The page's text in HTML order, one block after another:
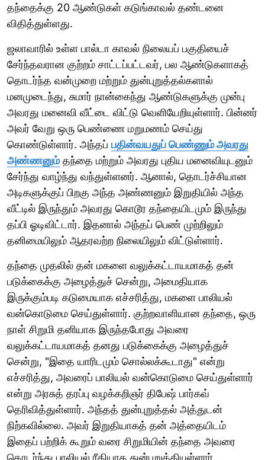
தந்தைக்கு 20 ஆண்டுகள் கடுங்காவல் தண்டனை
விதித்துள்ளது.
ஜலாவாரில் உள்ள பால்டா காவல் நிலையப் பகுதியைச்
சேர்ந்தவரான குற்றம் சாட்டப்பட்டவர், பல ஆண்டுகளாகத்
தொடர்ந்த வன்முறை மற்றும் துன்புறுத்தல்களால்
மனமுடைந்து, சுமார் நான்கைந்து ஆண்டுகளுக்கு முன்பு
அவரது மனைவி வீட்டை விட்டு வெளியேறியுள்ளார். பின்னர்
அவர் வேறு ஒரு பெண்ணை மறுமணம் செய்து
கொண்டுள்ளார். அந்தப் பதின்வயதுப் பெண்ணும் அவரது
அண்ணனும்தந்தை மற்றும் அவரது புதிய மனைவியுடனும்
சேர்ந்து வாழ்ந்து வந்துள்ளனர். ஆனால், தொடர்ச்சியான
அடிகளுக்குப் பிறகு அந்த அண்ணனும் இறுதியில் அந்த
வீட்டில் இருந்தும் அவரது கொடூர தந்தையிடமும் இருந்து
தப்பி ஓடிவிட்டார். இதனால் அந்தப் பெண் முற்றிலும்
தனிமையிலும் ஆதரவற்ற நிலையிலும் விட்டுள்ளார்.
தந்தை முதலில் தன் மகளை வலுக்கட்டாயமாகத் தன்
படுக்கைக்கு அழைத்துச் சென்று, அமைதியாக
இருக்கும்படி கடுமையாக எச்சரித்து, மகளை பாலியல்
வன்கொடுமை செய்துள்ளார். குற்றவாளியான தந்தை, ஒரு
நாள் சிறுமி தனியாக இருந்தபோது அவரை
வலுக்கட்டாயமாகத் தனது படுக்கைக்கு அழைத்துச்
சென்று, "இதை யாரிடமும் சொல்லக்கூடாது" என்று
எச்சரித்து, அவரைப் பாலியல் வன்கொடுமை செய்துள்ளார்
என்று அரசுத் தரப்பு வழக்கறிஞர் திபேஷ் பார்கவ்
தெரிவித்துள்ளார். அந்தத் துன்புறுத்தல் அத்துடன்
நிற்கவில்லை. அவர் இறுதியாகத் தன் அத்தையிடம்
இதைப் பற்றிக் கூறும் வரை சிறுமியின் தந்தை அவரை
தொடர்ந்து பாலியல் ரீதியாக துன்புறுத்தியுள்ளார்.